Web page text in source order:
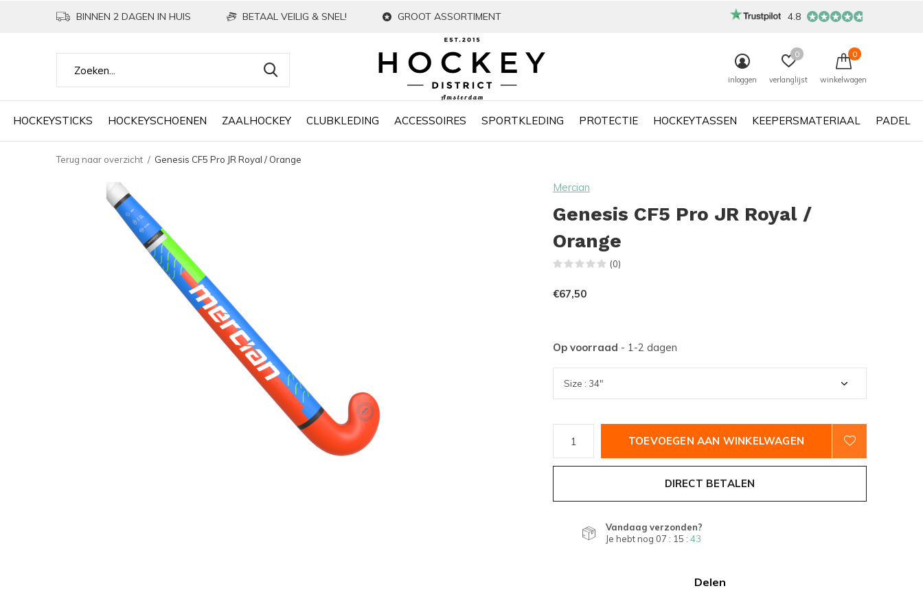
HOCKEYSTICKS HOCKEYSCHOENEN ZAALHOCKEY CLUBKLEDING ACCESSOIRES SPORTKLEDING PROTECTIE HOCKEYTASSEN KEEPERSMATERIAAL PADEL
inloggen verlanglijst
0
winkelwagen
0
BINNEN 2 DAGEN IN HUIS BETAAL VEILIG & SNEL! GROOT ASSORTIMENT 4.8
Terug naar overzicht Genesis CF5 Pro JR Royal / Orange
Mercian
Genesis CF5 Pro JR Royal /
Orange
(0)
€67,50
Op voorraad - 1-2 dagen
TOEVOEGEN AAN WINKELWAGEN
DIRECT BETALEN
Vandaag verzonden?
Je hebt nog 07 : 15 : 42
Delen